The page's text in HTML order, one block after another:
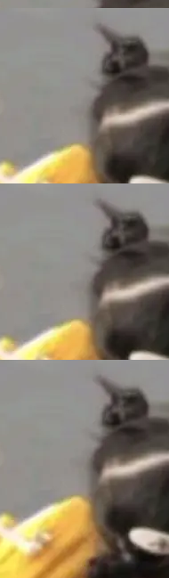
医学影
"...
所有主
中添加
：
boo
转换为
个按
平庸的
布七年
数据
台五个
刻的一
现了，
SwiftU
工具，适
26.1.4
li>
始终
功能</
语言模
Speec
）T
团队以
别系统
届赛事
挑战，
今最强大
规模
万亿，
，在编
现了全
，还能
信赖的
获得 Q
视频。
出来，
内的视
数，今
了。一
个模块
开启公
V
0731）